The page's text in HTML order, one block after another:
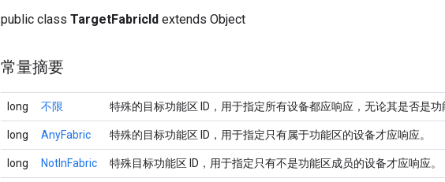
public class TargetFabricId extends Object
常量摘要
long 不限 特殊的目标功能区 ID，用于指定所有设备都应响应，无论其是否是
long AnyFabric 特殊的目标功能区 ID，用于指定只有属于功能区的设备才应响应。
long NotInFabric 特殊目标功能区 ID，用于指定只有不是功能区成员的设备才应响应。